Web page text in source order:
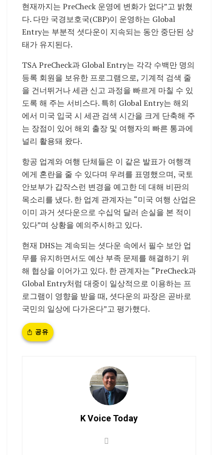
현재까지는 PreCheck 운영에 변화가 없다”고 밝혔
다. 다만 국경보호국(CBP)이 운영하는 Global
Entry는 부분적 셧다운이 지속되는 동안 중단된 상
태가 유지된다.
TSA PreCheck과 Global Entry는 각각 수백만 명의
등록 회원을 보유한 프로그램으로, 기계적 검색 줄
을 건너뛰거나 세관 신고 과정을 빠르게 마칠 수 있
도록 해 주는 서비스다. 특히 Global Entry는 해외
에서 미국 입국 시 세관 검색 시간을 크게 단축해 주
는 장점이 있어 해외 출장 및 여행자의 빠른 통과에
널리 활용돼 왔다.
항공 업계와 여행 단체들은 이 같은 발표가 여행객
에게 혼란을 줄 수 있다며 우려를 표명했으며, 국토
안보부가 갑작스런 변경을 예고한 데 대해 비판의
목소리를 냈다. 한 업계 관계자는 “미국 여행 산업은
이미 과거 셧다운으로 수십억 달러 손실을 본 적이
있다”며 상황을 예의주시하고 있다.
현재 DHS는 계속되는 셧다운 속에서 필수 보안 업
무를 유지하면서도 예산 부족 문제를 해결하기 위
해 협상을 이어가고 있다. 한 관계자는 “PreCheck과
Global Entry처럼 대중이 일상적으로 이용하는 프
로그램이 영향을 받을 때, 셧다운의 파장은 곧바로
국민의 일상에 다가온다”고 평가했다.
공유
K Voice Today